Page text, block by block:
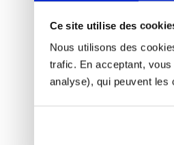
Ce site utilise des
Nous utilisons des
trafic. En acceptant,
analyse), qui peuvent les